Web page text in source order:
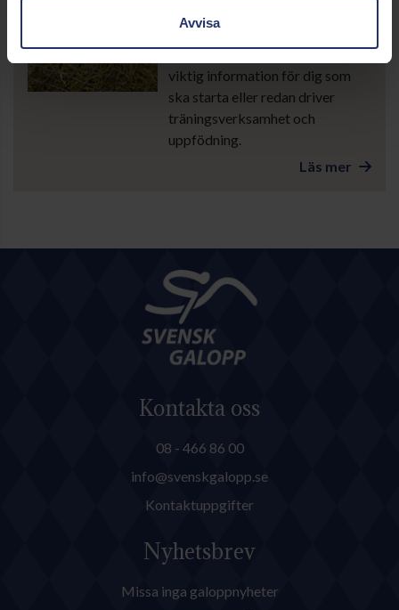
Avvisa
tillstånd för din hästverksamhet
och foderanläggning. Det är
viktig information för dig som
ska starta eller redan driver
träningsverksamhet och
uppfödning.
Läs mer
Kontakta oss
08 - 466 86 00
info@svenskgalopp.se
Kontaktuppgifter
Nyhetsbrev
Missa inga galoppnyheter